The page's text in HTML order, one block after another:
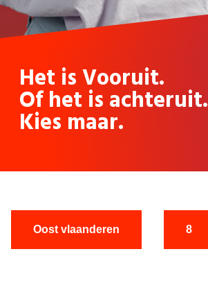
Het is Vooruit.
Of het is achteruit.
Kies maar.
Oost vlaanderen 8